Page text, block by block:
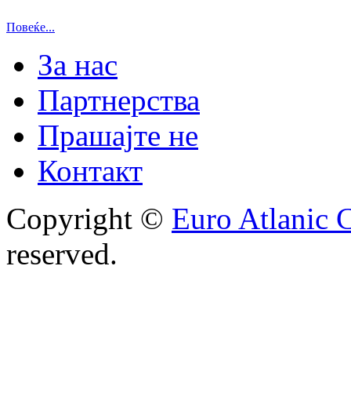
Повеќе...
За нас
Партнерства
Прашајте не
Контакт
Copyright © Euro Atlanic
reserved.